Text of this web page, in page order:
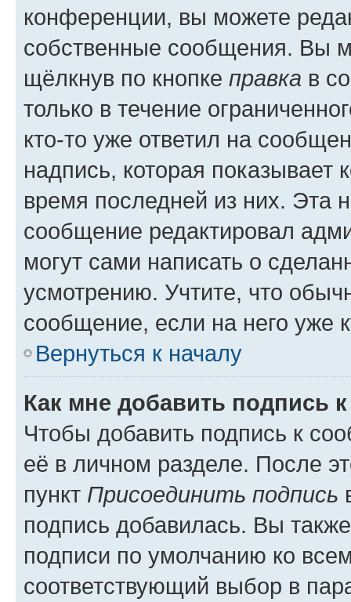
конференции, вы можете
собственные сообщения. Вы
щёлкнув по кнопке правка в
только в течение
кто-то уже ответил на
надпись, которая показывает
время последней из них. Эта
сообщение редактировал
могут сами написать о
усмотрению. Учтите, что
сообщение, если на него уже
Вернуться к началу
Как мне добавить подпись
Чтобы добавить подпись к
её в личном разделе. После
пункт Присоединить подпись
подпись добавилась. Вы
подписи по умолчанию ко
соответствующий выбор в